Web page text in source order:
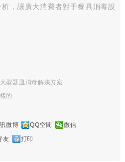
，讓廣大消費者對于餐具消毒設
型器皿消毒解決方案
的
微博 QQ空間
微信
友 打印